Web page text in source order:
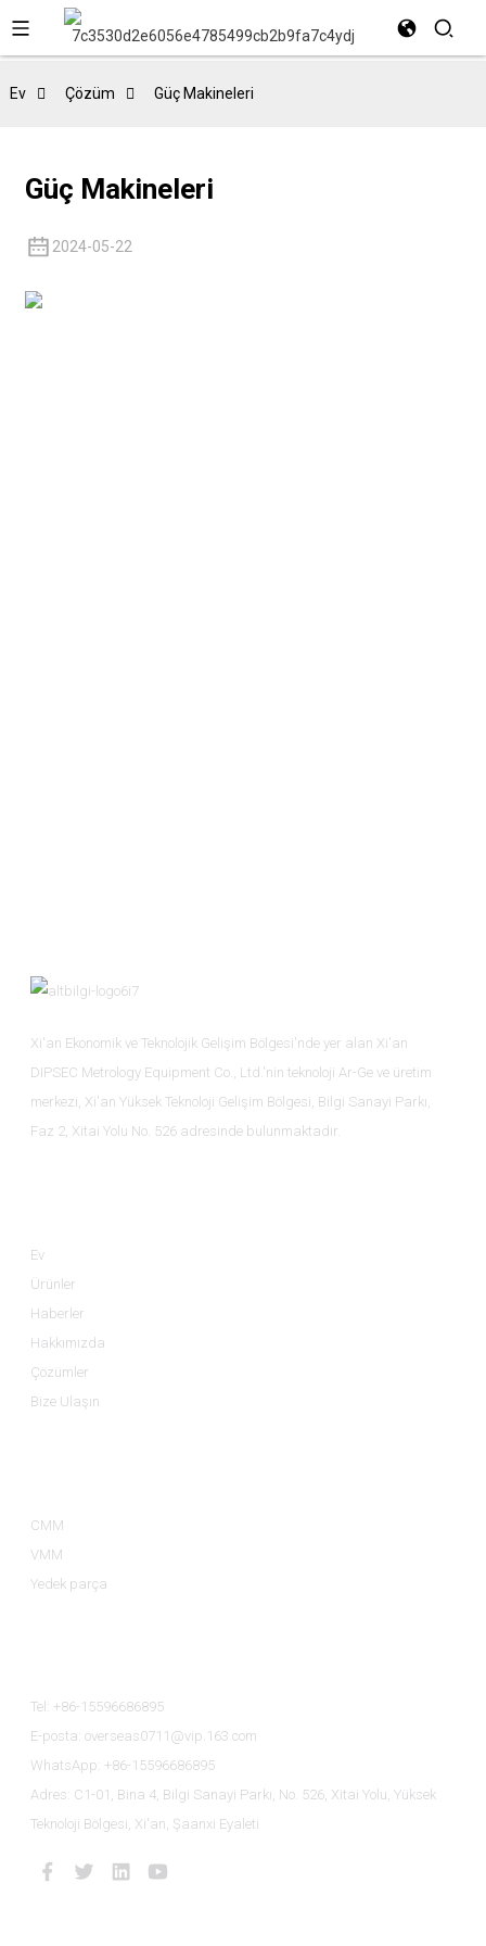
Ev Çözüm Güç Makineleri
Güç Makineleri
2024-05-22
Xi'an Ekonomik ve Teknolojik Gelişim Bölgesi'nde yer alan Xi'an
DIPSEC Metrology Equipment Co., Ltd.'nin teknoloji Ar-Ge ve üretim
merkezi, Xi'an Yüksek Teknoloji Gelişim Bölgesi, Bilgi Sanayi Parkı,
Faz 2, Xitai Yolu No. 526 adresinde bulunmaktadır.
Ev
Ürünler
Haberler
Hakkımızda
Çözümler
Bize Ulaşın
CMM
VMM
Yedek parça
Tel: +86-15596686895
E-posta: overseas0711@vip.163.com
WhatsApp: +86-15596686895
Adres: C1-01, Bina 4, Bilgi Sanayi Parkı, No. 526, Xitai Yolu, Yüksek
Teknoloji Bölgesi, Xi'an, Şaanxi Eyaleti